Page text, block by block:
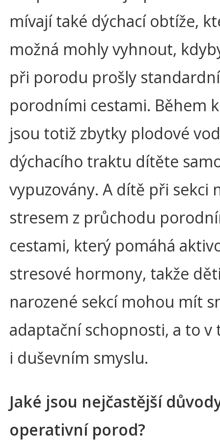
mívají také dýchací obtíže,
možná mohly vyhnout,
při porodu prošly
porodními cestami. Během
jsou totiž zbytky plodové
dýchacího traktu dítěte
vypuzovány. A dítě při sekci
stresem z průchodu
cestami, který pomáhá
stresové hormony, takže
narozené sekcí mohou mít
adaptační schopnosti, a to v
i duševním smyslu.
Jaké jsou nejčastější
operativní porod?